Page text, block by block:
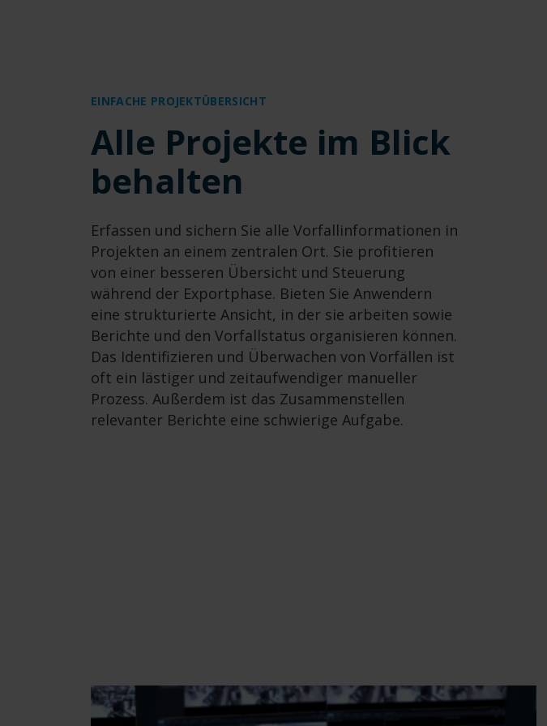
EINFACHE PROJEKTÜBERSICHT
Alle Projekte im Blick
behalten
Erfassen und sichern Sie alle Vorfallinformationen in
Projekten an einem zentralen Ort. Sie profitieren
von einer besseren Übersicht und Steuerung
während der Exportphase. Bieten Sie Anwendern
eine strukturierte Ansicht, in der sie arbeiten sowie
Berichte und den Vorfallstatus organisieren können.
Das Identifizieren und Überwachen von Vorfällen ist
oft ein lästiger und zeitaufwendiger manueller
Prozess. Außerdem ist das Zusammenstellen
relevanter Berichte eine schwierige Aufgabe.